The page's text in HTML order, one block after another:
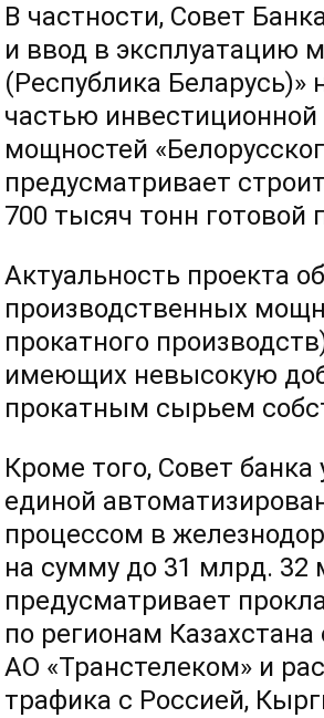
В частности, Совет
и ввод в эксплуатацию
(Республика
частью
мощностей
предусматривает
700 тысяч тонн готовой
Актуальность проекта
производственных
прокатного
имеющих невысокую
прокатным сырьем
Кроме того, Совет
единой
процессом в
на сумму до 31 млрд. 32
предусматривает
по регионам
АО «Транстелеком» и
трафика с Россией,